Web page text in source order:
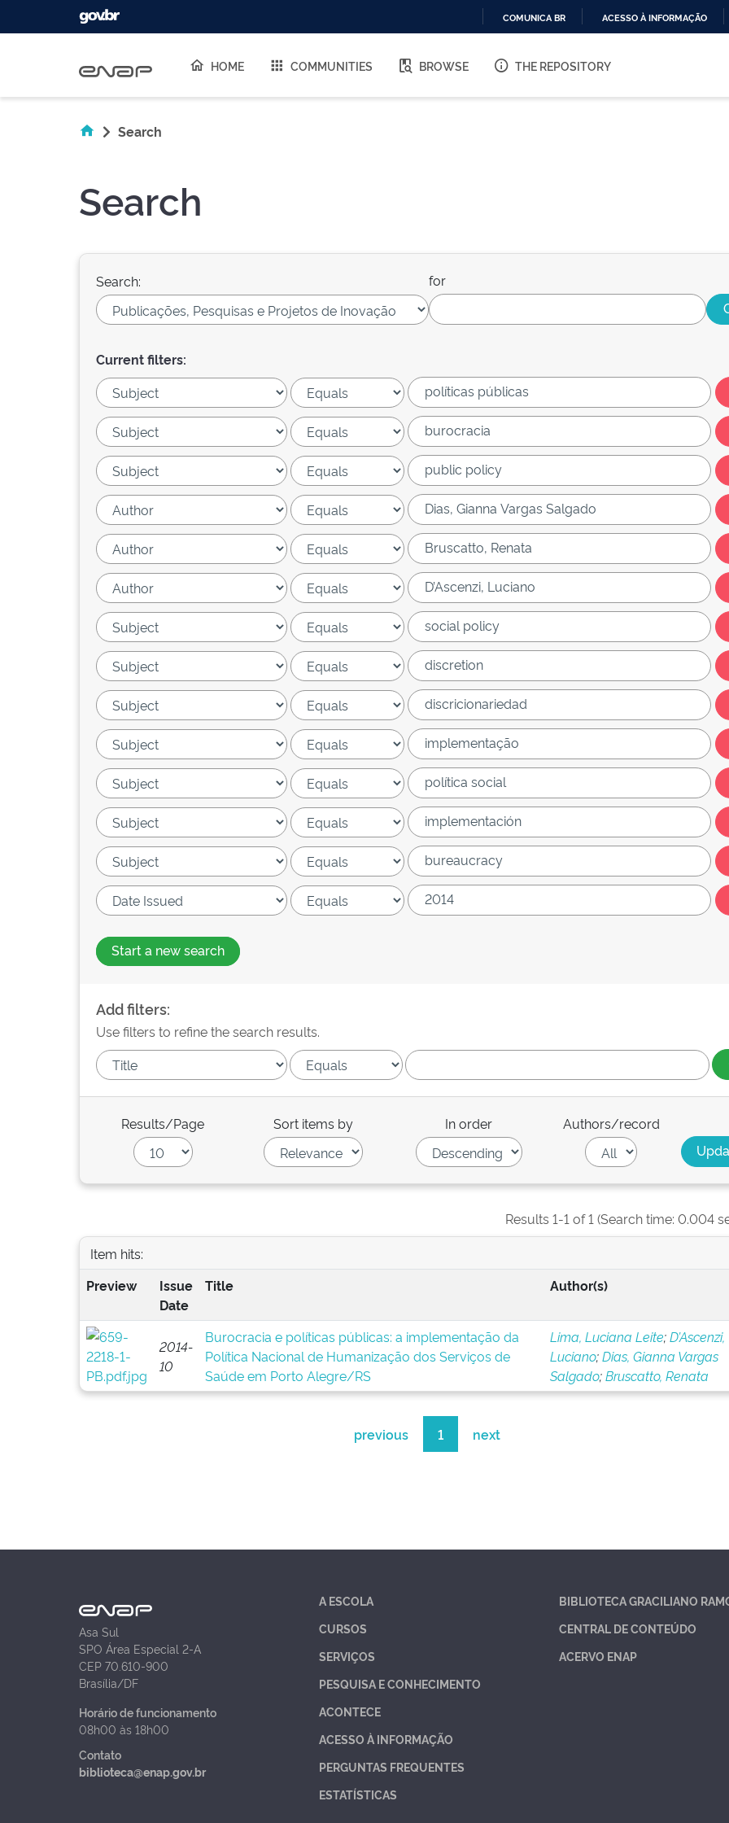
O
COMUNICA BR ACESSO À INFORMAÇÃO
HOME COMMUNITIES BROWSE THE REPOSITORY
Search
Search
Search: for
Current filters:
Start a new search
Add filters:
Use filters to refine the search results.
Results/Page Sort items by In order Authors/record
Results 1-1 of 1 (Search time: 0.004
Item hits:
Preview
Issue
Date
Title Author(s)
2014-
10
Burocracia e políticas públicas: a implementação da
Política Nacional de Humanização dos Serviços de
Saúde em Porto Alegre/RS
Lima, Luciana Leite;D’Ascenzi,
Luciano;Dias, Gianna Vargas
Salgado;Bruscatto, Renata
previous 1 next
Asa Sul
SPO Área Especial 2-A
CEP 70.610-900
Brasília/DF
Horário de funcionamento
08h00 às 18h00
Contato
biblioteca@enap.gov.br
A ESCOLA
CURSOS
SERVIÇOS
PESQUISA E CONHECIMENTO
ACONTECE
ACESSO À INFORMAÇÃO
PERGUNTAS FREQUENTES
ESTATÍSTICAS
BIBLIOTECA GRACILIANO
CENTRAL DE CONTEÚDO
ACERVO ENAP